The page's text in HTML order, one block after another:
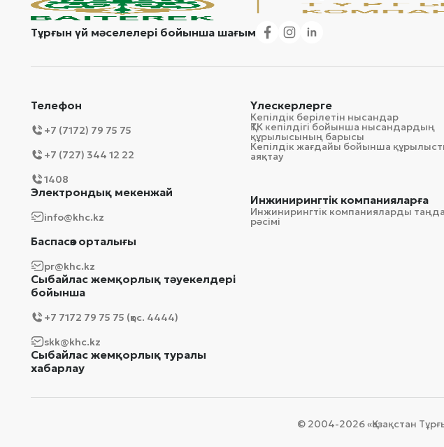
Тұрғын үй мәселелері бойынша шағым
Телефон
+7 (7172) 79 75 75
+7 (727) 344 12 22
1408
Электрондық мекенжай
info@khc.kz
Баспасөз орталығы
pr@khc.kz
Сыбайлас жемқорлық тәуекелдері
бойынша
+7 7172 79 75 75 (қос. 4444)
skk@khc.kz
Сыбайлас жемқорлық туралы
хабарлау
Үлескерлерге
Кепілдік берілетін нысандар
ҚТК кепілдігі бойынша нысандардың
құрылысының барысы
Кепілдік жағдайы бойынша
аяқтау
Инжинирингтік компанияларға
Инжинирингтік компанияларды
рәсімі
© 2004-2026 «Қазақстан